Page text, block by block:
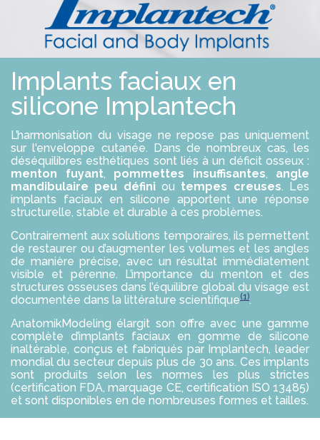
T
I
O
N
S
P
R
O
F
E
S
S
I
O
N
N
E
L
S
D
É
P
L
I
E
R
S
O
C
I
É
T
É
Implants faciaux en
silicone Implantech
L’harmonisation du visage ne repose pas uniquement
sur l'enveloppe cutanée. Dans de nombreux cas, les
déséquilibres esthétiques sont liés à un déficit osseux :
menton fuyant, pommettes insuffisantes, angle
mandibulaire peu définiou tempes creuses. Les
implants faciaux en silicone apportent une réponse
structurelle, stable et durable à ces problèmes.
Contrairement aux solutions temporaires, ils permettent
de restaurer ou d’augmenter les volumes et les angles
de manière précise, avec un résultat immédiatement
visible et pérenne. L’importance du menton et des
structures osseuses dans l’équilibre global du visage est
documentée dans la littérature scientifique(1).
AnatomikModeling élargit son offre avec une gamme
complète d’implants faciaux en gomme de silicone
inaltérable, conçus et fabriqués par Implantech, leader
mondial du secteur depuis plus de 30 ans. Ces implants
sont produits selon les normes les plus strictes
(certification FDA, marquage CE, certification ISO 13485)
et sont disponibles en de nombreuses formes et tailles.